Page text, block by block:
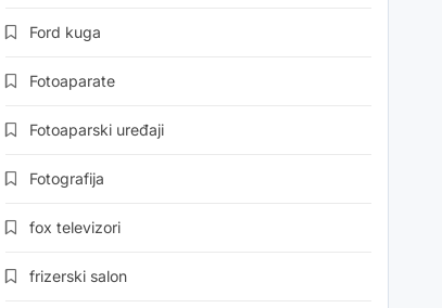
Ford kuga
Fotoaparate
Fotoaparski uređaji
Fotografija
fox televizori
frizerski salon